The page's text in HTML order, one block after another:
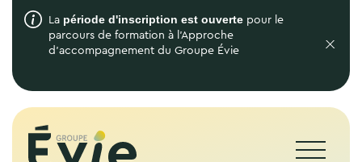
La période d'inscription est ouverte pour le
parcours de formation à l'Approche
d'accompagnement du Groupe Évie